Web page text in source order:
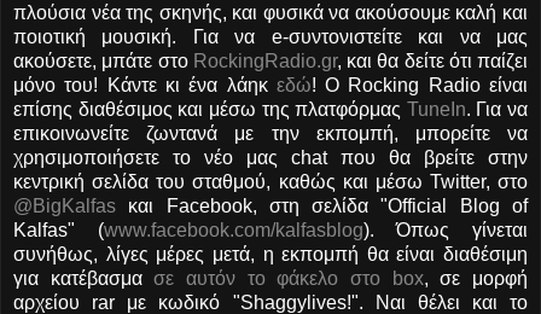
πλούσια νέα της σκηνής, και φυσικά να ακούσουμε καλή και
ποιοτική μουσική. Για να e-συντονιστείτε και να μας
ακούσετε, μπάτε στο RockingRadio.gr, και θα δείτε ότι παίζει
μόνο του! Κάντε κι ένα λάηκ εδώ! Ο Rocking Radio είναι
επίσης διαθέσιμος και μέσω της πλατφόρμας TuneIn. Για να
επικοινωνείτε ζωντανά με την εκπομπή, μπορείτε να
χρησιμοποιήσετε το νέο μας chat που θα βρείτε στην
κεντρική σελίδα του σταθμού, καθώς και μέσω Twitter, στο
@BigKalfas και Facebook, στη σελίδα "Official Blog of
Kalfas" (www.facebook.com/kalfasblog). Όπως γίνεται
συνήθως, λίγες μέρες μετά, η εκπομπή θα είναι διαθέσιμη
για κατέβασμασε αυτόν το φάκελο στο box, σε μορφή
αρχείου rar με κωδικό "Shaggylives!". Ναι θέλει και το